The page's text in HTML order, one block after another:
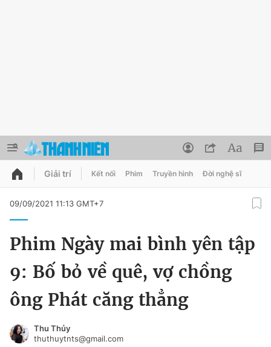
QUẢNG CÁO
Chuyên mục khác
Chào ngày mới
Đổi mật khẩu
Tin đã lưu
Tin đã xem
Đăng xuất
Giải trí Kết nối Phim Truyền hình Đời nghệ sĩ
09/09/2021 11:13 GMT+7
Phim Ngày mai bình yên tập
9: Bố bỏ về quê, vợ chồng
ông Phát căng thẳng
Thu Thủy
thuthuytnts@gmail.com